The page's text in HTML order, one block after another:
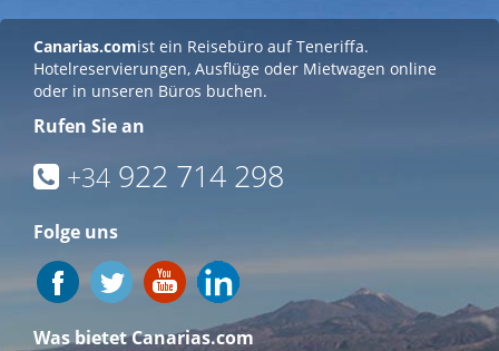
Canarias.comist ein Reisebüro auf Teneriffa.
Hotelreservierungen, Ausflüge oder Mietwagen online
oder in unseren Büros buchen.
Rufen Sie an
+34 922 714 298
Folge uns
Was bietet Canarias.com